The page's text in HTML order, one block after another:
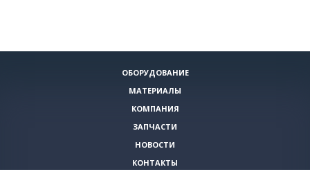
ОБОРУДОВАНИЕ
МАТЕРИАЛЫ
КОМПАНИЯ
ЗАПЧАСТИ
НОВОСТИ
КОНТАКТЫ